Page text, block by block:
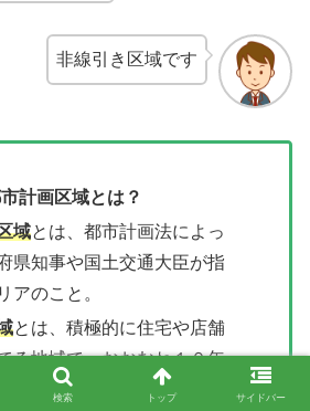
非線引き区域です
計画区域とは？
域とは、都市計画法によっ
県知事や国土交通大臣が指
アのこと。
とは、積極的に住宅や店舗
る地域で、おおむね１０年
化を図る地域のこと。この
検索 トップ サイドバー